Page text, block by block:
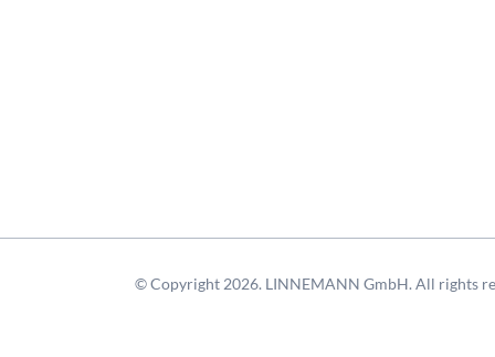
© Copyright 2026. LINNEMANN GmbH. All rights